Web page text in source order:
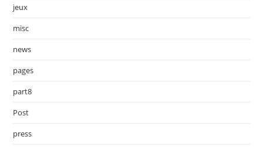
jeux
misc
news
pages
part8
Post
press